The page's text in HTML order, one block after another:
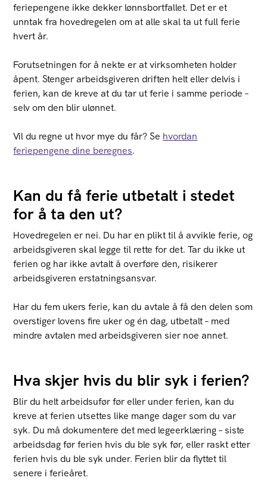
feriepengene ikke dekker lønnsbortfallet. Det er et
unntak fra hovedregelen om at alle skal ta ut full ferie
hvert år.
Forutsetningen for å nekte er at virksomheten holder
åpent. Stenger arbeidsgiveren driften helt eller delvis i
ferien, kan de kreve at du tar ut ferie i samme periode –
selv om den blir ulønnet.
Vil du regne ut hvor mye du får? Se hvordan
feriepengene dine beregnes.
Kan du få ferie utbetalt i stedet
for å ta den ut?
Hovedregelen er nei. Du har en plikt til å avvikle ferie, og
arbeidsgiveren skal legge til rette for det. Tar du ikke ut
ferien og har ikke avtalt å overføre den, risikerer
arbeidsgiveren erstatningsansvar.
Har du fem ukers ferie, kan du avtale å få den delen som
overstiger lovens fire uker og én dag, utbetalt – med
mindre avtalen med arbeidsgiveren sier noe annet.
Hva skjer hvis du blir syk i ferien?
Blir du helt arbeidsufør før eller under ferien, kan du
kreve at ferien utsettes like mange dager som du var
syk. Du må dokumentere det med legeerklæring – siste
arbeidsdag før ferien hvis du ble syk før, eller raskt etter
ferien hvis du ble syk under. Ferien blir da flyttet til
senere i ferieåret.